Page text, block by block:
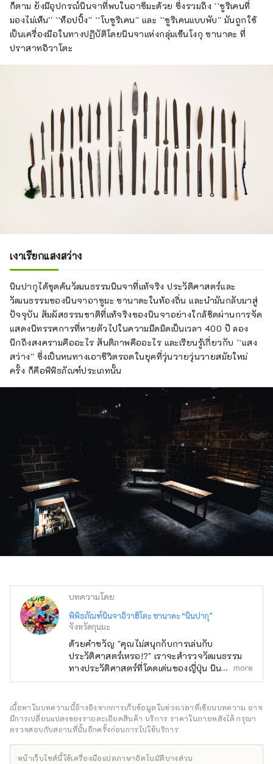
ห้อง หากคุณแกล้งทำเป็นนินจาหรือสายลับและ
ทำภารกิจให้สำเร็จโดยหลบเลเซอร์ภายในเวลาที่
กำหนด คุณก็จะกลายเป็นนินจา Azuma ที่ดีเช่น
กัน ที่บริเวณด้านนอกของสถานที่ มีอนุสาวรีย์
โปรดรายงานต่ออนุสาวรีย์แห่งนี้ว่าคุณได้เป็น
นินจาอาซูมะแล้ว
ก็ตาม ยังมีอุปกรณ์นินจาที่พบในอาซึมะด้วย ซึ่งรวมถึง ``ชูริเคนที่
มองไม่เห็น'' ``ท็อปปิ้ง'' ``โบชูริเคน'' และ ``ชูริเคนแบบพับ'' มันถูกใช้
เป็นเครื่องมือในทางปฏิบัติโดยนินจาแห่งกลุ่มเซ็นโงกุ ซานาดะ ที่
ปราสาทอิวาโตะ
เงาเรียกแสงสว่าง
นินปากุได้ขุดค้นวัฒนธรรมนินจาที่แท้จริง ประวัติศาสตร์และ
วัฒนธรรมของนินจาอาซูมะ ซานาดะในท้องถิ่น และนำมันกลับมาสู่
ปัจจุบัน สัมผัสธรรมชาติที่แท้จริงของนินจาอย่างใกล้ชิดผ่านการจัด
แสดงนิทรรศการที่หายตัวไปในความมืดมิดเป็นเวลา 400 ปี ลอง
นึกถึงสงครามคืออะไร สันติภาพคืออะไร และเรียนรู้เกี่ยวกับ ``แสง
สว่าง'' ซึ่งเป็นหนทางเอาชีวิตรอดในยุคที่วุ่นวายวุ่นวายสมัยใหม่
ครั้ง ก็คือพิพิธภัณฑ์ประเภทนั้น
บทความโดย
พิพิธภัณฑ์นินจาอิวาฮิโตะ ซานาดะ “นินปากุ”
จังหวัดกุนมะ
ด้วยคำขวัญ "คุณไม่สนุกกับการเล่นกับ
ประวัติศาสตร์เหรอ!?" เราจะสำรวจวัฒนธรรม
ทางประวัติศาสตร์ที่โดดเด่นของญี่ปุ่น นินจา
Sengoku Sanada และเสน่ห์ของปราสาท
จังหวัด Gunma เรานำเสนอ สัมผัสประสบการณ์
การท่องเที่ยวอย่างแท้จริง เมื่อพูดถึงนินจา เรา
นึกถึงเรื่อง "Sanada Ten Braves" ของ Sarutobi
Ten Braves" ฮิกาชิ-อาซูมะ-โจเป็นบ้านของ
more
เนื้อหาในบทความนี้อ้างอิงจากการเก็บข้อมูลในช่วงเวลาที่เขียนบทความ อาจ
มีการเปลี่ยนแปลงของรายละเอียดสินค้า บริการ ราคาในภายหลังได้ กรุณา
ตรวจสอบกับสถานที่นั้นอีกครั้งก่อนการไปใช้บริการ
หน้าเว็บไซต์นี้ใช้เครื่องมือแปลภาษาอัตโนมัติบางส่วน